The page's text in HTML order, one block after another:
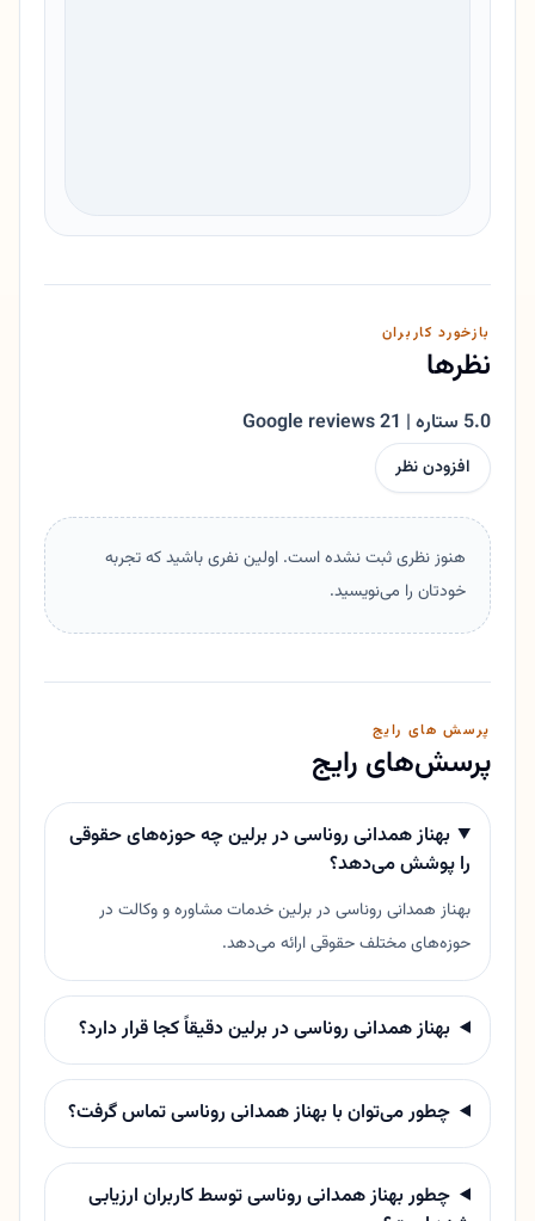
بازخورد کاربران
نظرها
5.0 ستاره | 21 Google reviews
افزودن نظر
هنوز نظری ثبت نشده است. اولین نفری باشید که تجربه
خودتان را می‌نویسید.
پرسش های رایج
پرسش‌های رایج
بهناز همدانی روناسی در برلین چه حوزه‌های حقوقی
را پوشش می‌دهد؟
بهناز همدانی روناسی در برلین خدمات مشاوره و وکالت در
حوزه‌های مختلف حقوقی ارائه می‌دهد.
بهناز همدانی روناسی در برلین دقیقاً کجا قرار دارد؟
چطور می‌توان با بهناز همدانی روناسی تماس گرفت؟
چطور بهناز همدانی روناسی توسط کاربران ارزیابی